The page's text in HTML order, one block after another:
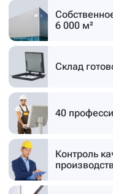
6 000 м²
Склад
40
Контроль